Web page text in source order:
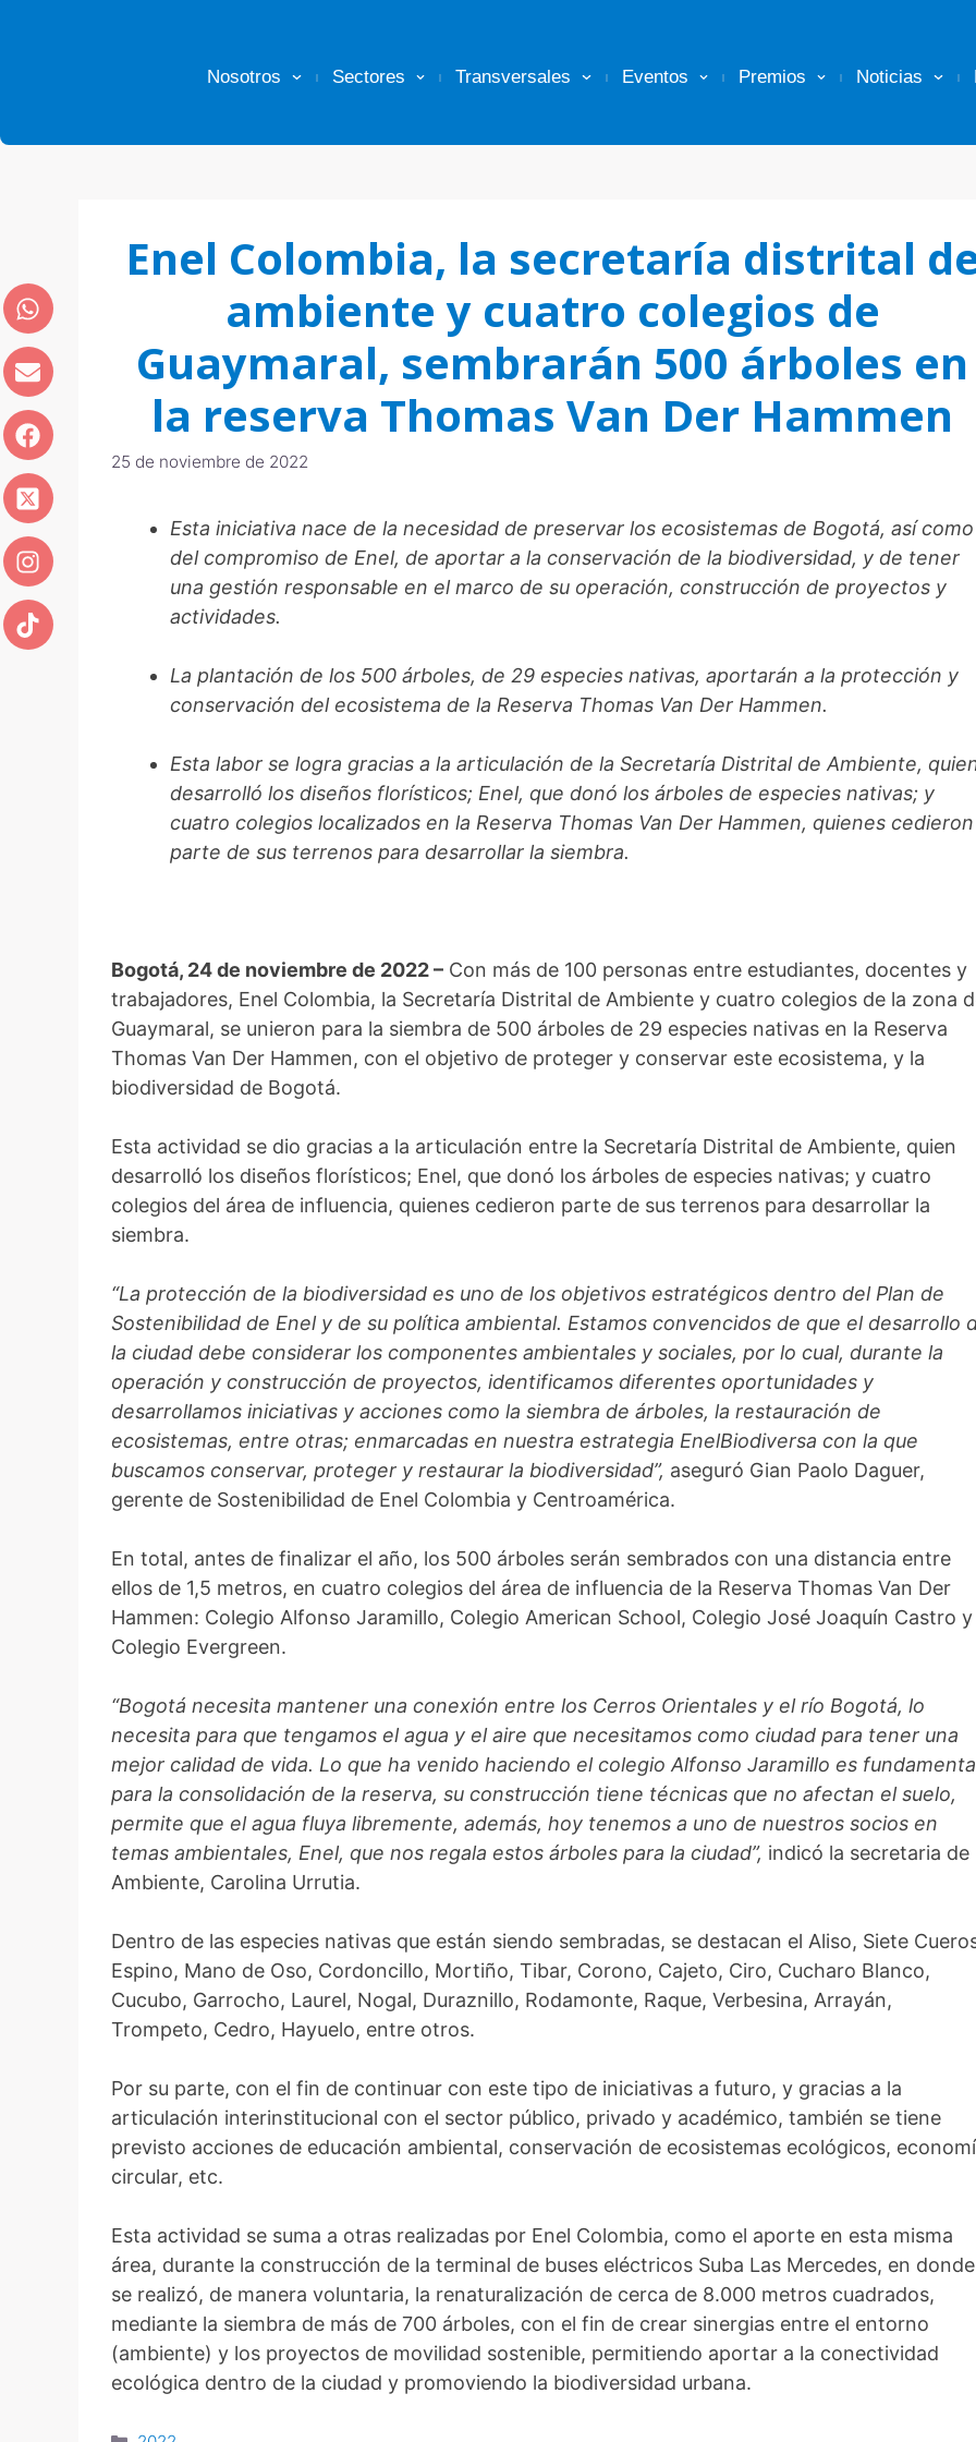
Nosotros Sectores Transversales Eventos Premios Noticias
Enel Colombia, la secretaría distrital
ambiente y cuatro colegios de
Guaymaral, sembrarán 500 árboles en
la reserva Thomas Van Der Hammen
25 de noviembre de 2022
Esta iniciativa nace de la necesidad de preservar los ecosistemas de Bogotá, así como
del compromiso de Enel, de aportar a la conservación de la biodiversidad, y de tener
una gestión responsable en el marco de su operación, construcción de proyectos y
actividades.
La plantación de los 500 árboles, de 29 especies nativas, aportarán a la protección y
conservación del ecosistema de la Reserva Thomas Van Der Hammen.
Esta labor se logra gracias a la articulación de la Secretaría Distrital de Ambiente,
desarrolló los diseños florísticos; Enel, que donó los árboles de especies nativas; y
cuatro colegios localizados en la Reserva Thomas Van Der Hammen, quienes cedieron
parte de sus terrenos para desarrollar la siembra.
Bogotá, 24 de noviembre de 2022 – Con más de 100 personas entre estudiantes, docentes y
trabajadores, Enel Colombia, la Secretaría Distrital de Ambiente y cuatro colegios de la zona
Guaymaral, se unieron para la siembra de 500 árboles de 29 especies nativas en la Reserva
Thomas Van Der Hammen, con el objetivo de proteger y conservar este ecosistema, y la
biodiversidad de Bogotá.
Esta actividad se dio gracias a la articulación entre la Secretaría Distrital de Ambiente, quien
desarrolló los diseños florísticos; Enel, que donó los árboles de especies nativas; y cuatro
colegios del área de influencia, quienes cedieron parte de sus terrenos para desarrollar la
siembra.
“La protección de la biodiversidad es uno de los objetivos estratégicos dentro del Plan de
Sostenibilidad de Enel y de su política ambiental. Estamos convencidos de que el desarrollo
la ciudad debe considerar los componentes ambientales y sociales, por lo cual, durante la
operación y construcción de proyectos, identificamos diferentes oportunidades y
desarrollamos iniciativas y acciones como la siembra de árboles, la restauración de
ecosistemas, entre otras; enmarcadas en nuestra estrategia EnelBiodiversa con la que
buscamos conservar, proteger y restaurar la biodiversidad”, aseguró Gian Paolo Daguer,
gerente de Sostenibilidad de Enel Colombia y Centroamérica.
En total, antes de finalizar el año, los 500 árboles serán sembrados con una distancia entre
ellos de 1,5 metros, en cuatro colegios del área de influencia de la Reserva Thomas Van Der
Hammen: Colegio Alfonso Jaramillo, Colegio American School, Colegio José Joaquín Castro y
Colegio Evergreen.
“Bogotá necesita mantener una conexión entre los Cerros Orientales y el río Bogotá, lo
necesita para que tengamos el agua y el aire que necesitamos como ciudad para tener una
mejor calidad de vida. Lo que ha venido haciendo el colegio Alfonso Jaramillo es
para la consolidación de la reserva, su construcción tiene técnicas que no afectan el suelo,
permite que el agua fluya libremente, además, hoy tenemos a uno de nuestros socios en
temas ambientales, Enel, que nos regala estos árboles para la ciudad”, indicó la secretaria de
Ambiente, Carolina Urrutia.
Dentro de las especies nativas que están siendo sembradas, se destacan el Aliso, Siete
Espino, Mano de Oso, Cordoncillo, Mortiño, Tibar, Corono, Cajeto, Ciro, Cucharo Blanco,
Cucubo, Garrocho, Laurel, Nogal, Duraznillo, Rodamonte, Raque, Verbesina, Arrayán,
Trompeto, Cedro, Hayuelo, entre otros.
Por su parte, con el fin de continuar con este tipo de iniciativas a futuro, y gracias a la
articulación interinstitucional con el sector público, privado y académico, también se tiene
previsto acciones de educación ambiental, conservación de ecosistemas ecológicos,
circular, etc.
Esta actividad se suma a otras realizadas por Enel Colombia, como el aporte en esta misma
área, durante la construcción de la terminal de buses eléctricos Suba Las Mercedes, en donde
se realizó, de manera voluntaria, la renaturalización de cerca de 8.000 metros cuadrados,
mediante la siembra de más de 700 árboles, con el fin de crear sinergias entre el entorno
(ambiente) y los proyectos de movilidad sostenible, permitiendo aportar a la conectividad
ecológica dentro de la ciudad y promoviendo la biodiversidad urbana.